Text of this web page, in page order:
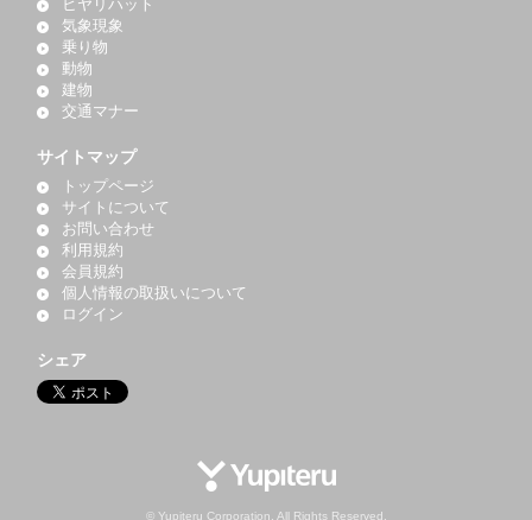
ヒヤリハット
気象現象
乗り物
動物
建物
交通マナー
サイトマップ
トップページ
サイトについて
お問い合わせ
利用規約
会員規約
個人情報の取扱いについて
ログイン
シェア
© Yupiteru Corporation. All Rights Reserved.